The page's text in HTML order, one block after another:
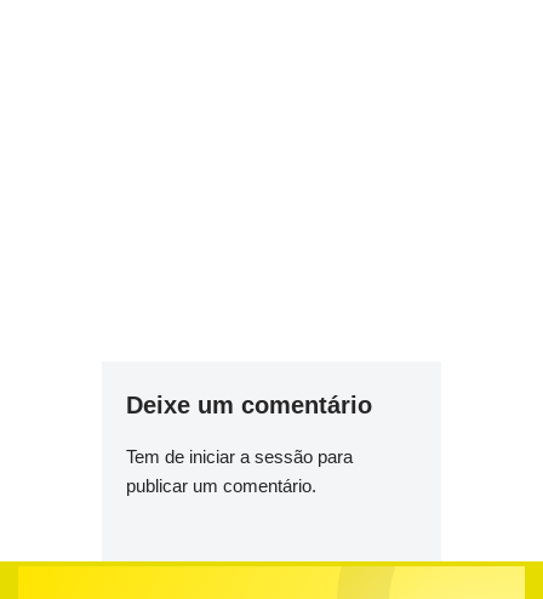
Deixe um comentário
Tem de iniciar a sessão para
publicar um comentário.